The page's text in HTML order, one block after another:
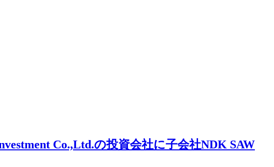
Co.,Ltd.の投資会社に子会社NDK SAW